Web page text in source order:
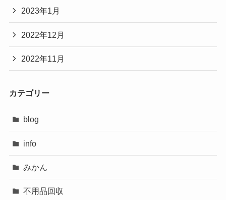
2023年1月
2022年12月
2022年11月
カテゴリー
blog
info
みかん
不用品回収